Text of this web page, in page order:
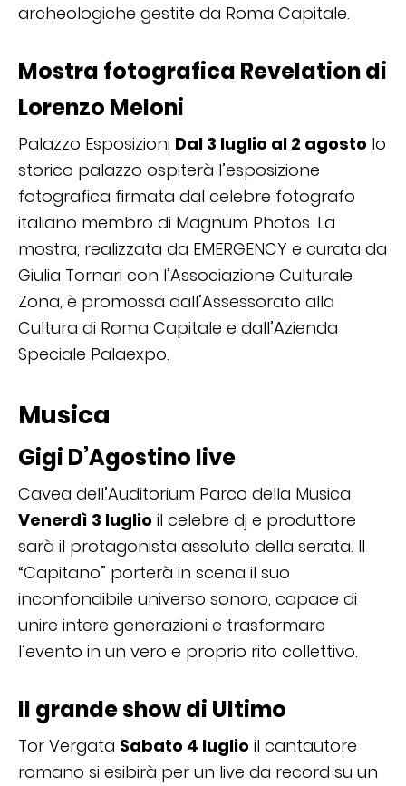
archeologiche gestite da Roma Capitale.
Mostra fotografica Revelation di
Lorenzo Meloni
Palazzo Esposizioni Dal 3 luglio al 2 agosto lo
storico palazzo ospiterà l’esposizione
fotografica firmata dal celebre fotografo
italiano membro di Magnum Photos. La
mostra, realizzata da EMERGENCY e curata da
Giulia Tornari con l’Associazione Culturale
Zona, è promossa dall’Assessorato alla
Cultura di Roma Capitale e dall’Azienda
Speciale Palaexpo.
Musica
Gigi D’Agostino live
Cavea dell’Auditorium Parco della Musica
Venerdì 3 luglio il celebre dj e produttore
sarà il protagonista assoluto della serata. Il
“Capitano” porterà in scena il suo
inconfondibile universo sonoro, capace di
unire intere generazioni e trasformare
l’evento in un vero e proprio rito collettivo.
Il grande show di Ultimo
Tor Vergata Sabato 4 luglio il cantautore
romano si esibirà per un live da record su un